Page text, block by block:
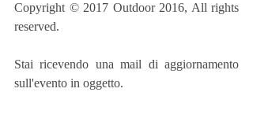
Copyright © 2017 Outdoor 2016, All rights
reserved.
Stai ricevendo una mail di aggiornamento
sull'evento in oggetto.